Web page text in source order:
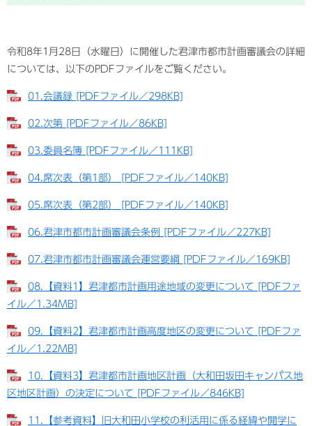
令和8年1月28日（水曜日）に開催した君津市都市計画審議会の詳細
については、以下のPDFファイルをご覧ください。
01.会議録 [PDFファイル／298KB]
02.次第 [PDFファイル／86KB]
03.委員名簿 [PDFファイル／111KB]
04.席次表（第1部） [PDFファイル／140KB]
05.席次表（第2部） [PDFファイル／140KB]
06.君津市都市計画審議会条例 [PDFファイル／227KB]
07.君津市都市計画審議会運営要綱 [PDFファイル／169KB]
08.【資料1】君津都市計画用途地域の変更について [PDFファ
イル／1.34MB]
09.【資料2】君津都市計画高度地区の変更について [PDFファ
イル／1.22MB]
10.【資料3】君津都市計画地区計画（大和田坂田キャンパス地
区地区計画）の決定について [PDFファイル／846KB]
11.【参考資料】旧大和田小学校の利活用に係る経緯や開学に